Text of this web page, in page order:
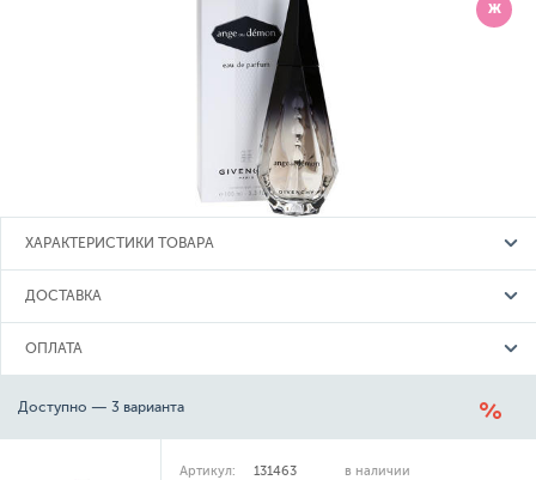
Ж
ХАРАКТЕРИСТИКИ ТОВАРА
ДОСТАВКА
ОПЛАТА
Доступно — 3 варианта
Артикул: 131463 в наличии